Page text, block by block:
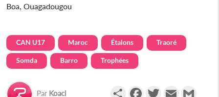
Boa, Ouagadougou
CAN U17 Maroc Étalons Traoré
Somda Barro Trophées
Par Koaci PartagerFacebookTwitterEmail